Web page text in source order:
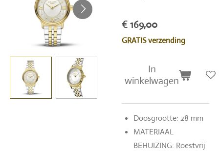
€ 169,00
GRATIS verzending
In
winkelwagen
Doosgrootte: 28 mm
MATERIAAL
BEHUIZING: Roestvrij